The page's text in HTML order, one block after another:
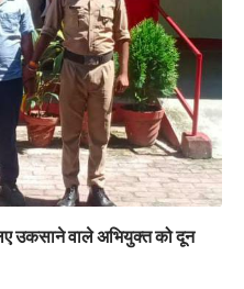
उकसाने वाले अभियुक्त को दून